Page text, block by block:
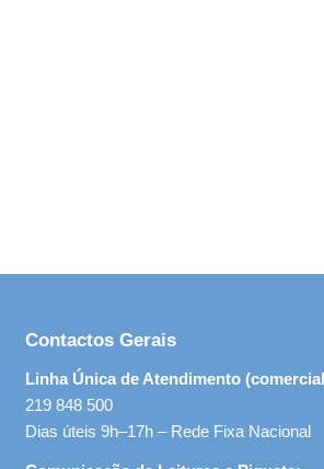
Contactos Gerais
Linha Única de Atendimento
219 848 500
Dias úteis 9h–17h – Rede Fixa Nacional